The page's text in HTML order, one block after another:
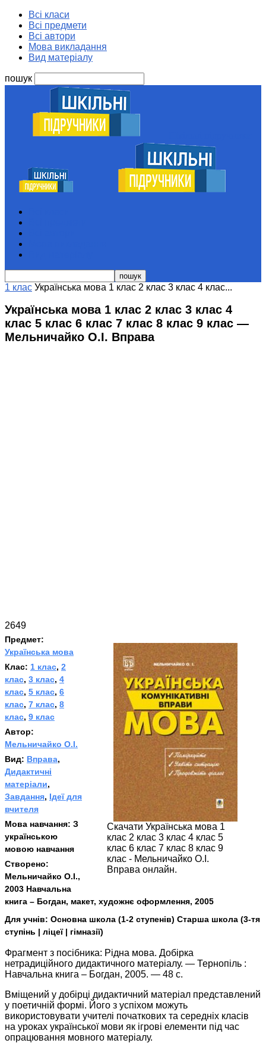
Всі класи
Всі предмети
Всі автори
Мова викладання
Вид матеріалу
пошук
1 клас Українська мова 1 клас 2 клас 3 клас 4 клас...
Українська мова 1 клас 2 клас 3 клас 4
клас 5 клас 6 клас 7 клас 8 клас 9 клас —
Мельничайко О.І. Вправа
2649
Скачати Українська мова 1
клас 2 клас 3 клас 4 клас 5
клас 6 клас 7 клас 8 клас 9
клас - Мельничайко О.І.
Вправа онлайн.
Предмет:
Українська мова
Клас: 1 клас, 2
клас, 3 клас, 4
клас, 5 клас, 6
клас, 7 клас, 8
клас, 9 клас
Автор:
Мельничайко О.І.
Вид: Вправа,
Дидактичні
матеріали,
Завдання, Ідеї для
вчителя
Мова навчання: З
українською
мовою навчання
Створено:
Мельничайко О.І.,
2003 Навчальна
книга – Богдан, макет, художнє оформлення, 2005
Для учнів: Основна школа (1-2 ступенів) Старша школа (3-тя
ступінь | ліцеї | гімназії)
Фрагмент з посібника: Рідна мова. Добірка
нетрадиційного дидактичного матеріалу. — Тернопіль :
Навчальна книга – Богдан, 2005. — 48 с.
Вміщений у добірці дидактичний матеріал представлений
у поетичній формі. Його з успіхом можуть
використовувати учителі початкових та середніх класів
на уроках української мови як ігрові елементи під час
опрацювання мовного матеріалу.